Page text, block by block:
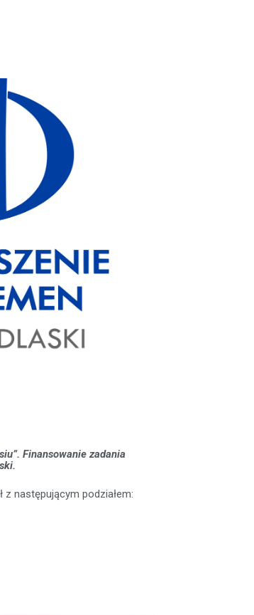
Finansowanie zadania
z następującym podziałem: